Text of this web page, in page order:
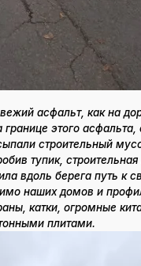
асфальт, как на
этого асфальта,
строительный
тупик,
вдоль берега путь к
наших домов и
катки, огромные
плитами.